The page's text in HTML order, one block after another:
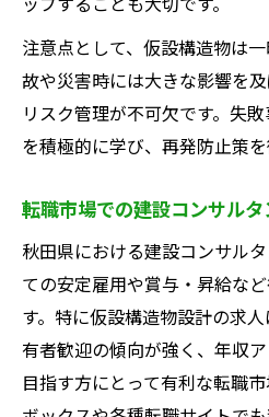
の活かし方
建設コンサルタント
験の評価
現場型建設コンサル
ズを解説
な事例紹介
注意点として、仮設構造物は
故や災害時には大きな影響を
リスク管理が不可欠です。失
を積極的に学び、再発防止策を
転職市場での建設コンサル
秋田県における建設コンサル
ての安定雇用や賞与・昇給な
す。特に仮設構造物設計の求
有者歓迎の傾向が強く、年収
目指す方にとって有利な転職